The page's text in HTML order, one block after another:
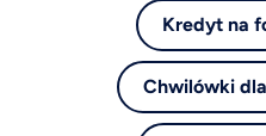
Kredyt na
Chwilówki